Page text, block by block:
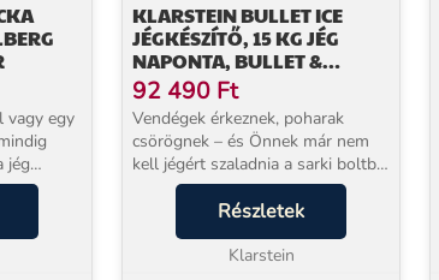
vagy egy
jég
és
KLARSTEIN BULLET ICE
JÉGKÉSZÍTŐ, 15 KG JÉG
NAPONTA, BULLET &
ZÚZOTT JÉG,
ROZSDAMENTES ACÉL
92 490 Ft
Vendégek érkeznek, poharak
csörögnek – és Önnek már nem
kell jégért szaladnia a sarki boltba.
A Klarstein IceFestival Bullet
naponta akár 15 kg friss jeget állít
elő, így a ház soha nem marad jég
Részletek
Klarstein